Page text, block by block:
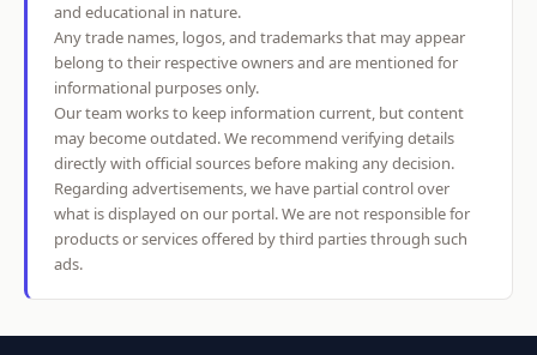
and educational in nature.
Any trade names, logos, and trademarks that may appear
belong to their respective owners and are mentioned for
informational purposes only.
Our team works to keep information current, but content
may become outdated. We recommend verifying details
directly with official sources before making any decision.
Regarding advertisements, we have partial control over
what is displayed on our portal. We are not responsible for
products or services offered by third parties through such
ads.